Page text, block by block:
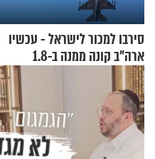
סירבו למכור לישראל - עכשיו
ארה"ב קונה ממנה ב-1.8
מיליארד דולר